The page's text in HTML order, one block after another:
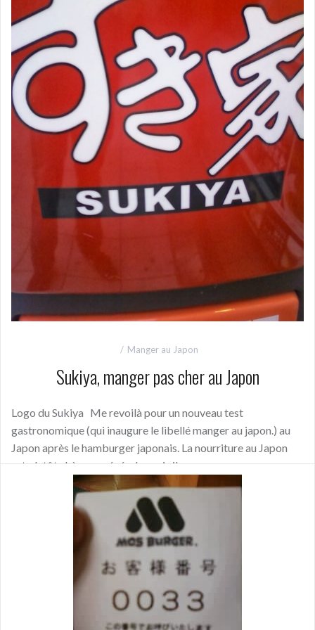
Manger au Japon
Sukiya, manger pas cher au Japon
Logo du Sukiya Me revoilà pour un nouveau test
gastronomique (qui inaugure le libellé manger au japon.) au
Japon après le hamburger japonais. La nourriture au Japon
est plutôt chère en générale, mais il
Continue reading